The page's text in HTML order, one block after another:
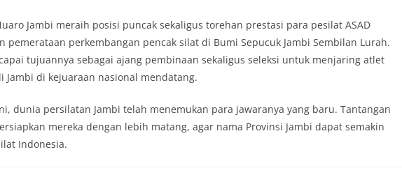
Jambi meraih posisi puncak sekaligus torehan prestasi para pesilat ASAD
pemerataan perkembangan pencak silat di Bumi Sepucuk Jambi Sembilan Lurah.
tujuannya sebagai ajang pembinaan sekaligus seleksi untuk menjaring atlet
Jambi di kejuaraan nasional mendatang.
dunia persilatan Jambi telah menemukan para jawaranya yang baru. Tantangan
mereka dengan lebih matang, agar nama Provinsi Jambi dapat semakin
Indonesia.